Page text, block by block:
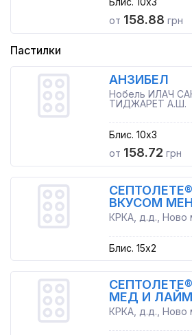
от 158.88 грн
Пастилки
АНЗИБЕЛ
Нобель ИЛАЧ
ТИДЖАРЕТ А.Ш.
Блис. 10x3
от 158.72 грн
ВКУСОМ
КРКА, д.д., Ново
Блис. 15x2
МЕД И ЛАЙМ
КРКА, д.д., Ново